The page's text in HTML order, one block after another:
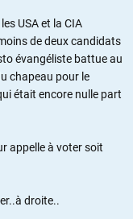
USA et la CIA
de deux candidats
évangéliste battue au
chapeau pour le
était encore nulle part
appelle à voter soit
droite..